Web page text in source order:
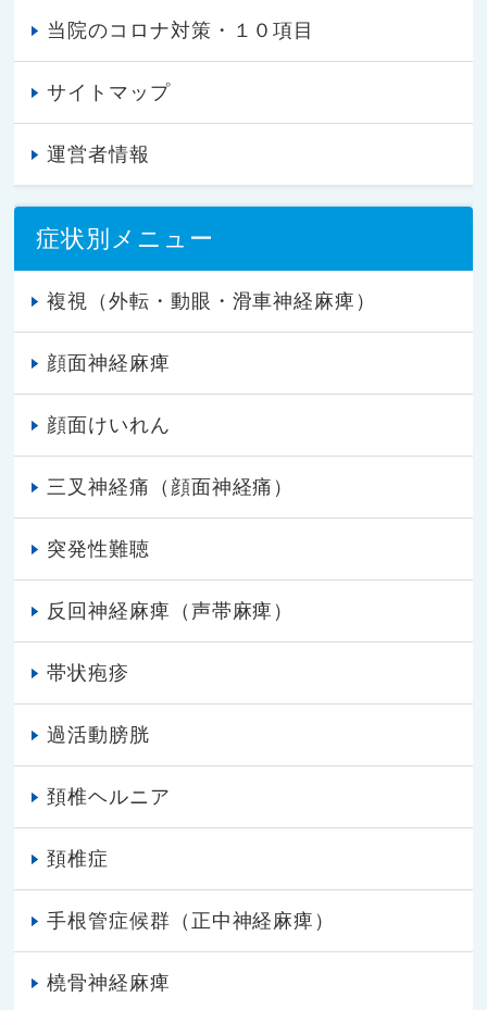
当院のコロナ対策・１０項目
サイトマップ
運営者情報
症状別メニュー
複視（外転・動眼・滑車神経麻痺）
顔面神経麻痺
顔面けいれん
三叉神経痛（顔面神経痛）
突発性難聴
反回神経麻痺（声帯麻痺）
帯状疱疹
過活動膀胱
頚椎ヘルニア
頚椎症
手根管症候群（正中神経麻痺）
橈骨神経麻痺